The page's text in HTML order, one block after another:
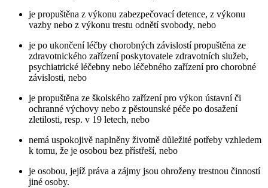
je propuštěna z výkonu zabezpečovací detence, z výkonu
vazby nebo z výkonu trestu odnětí svobody, nebo
je po ukončení léčby chorobných závislostí propuštěna ze
zdravotnického zařízení poskytovatele zdravotních služeb,
psychiatrické léčebny nebo léčebného zařízení pro chorobné
závislosti, nebo
je propuštěna ze školského zařízení pro výkon ústavní či
ochranné výchovy nebo z pěstounské péče po dosažení
zletilosti, resp. v 19 letech, nebo
nemá uspokojivě naplněny životně důležité potřeby vzhledem
k tomu, že je osobou bez přístřeší, nebo
je osobou, jejíž práva a zájmy jsou ohroženy trestnou činností
jiné osoby.